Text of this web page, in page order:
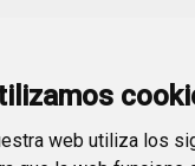
web utiliza los
(PDF 195,6